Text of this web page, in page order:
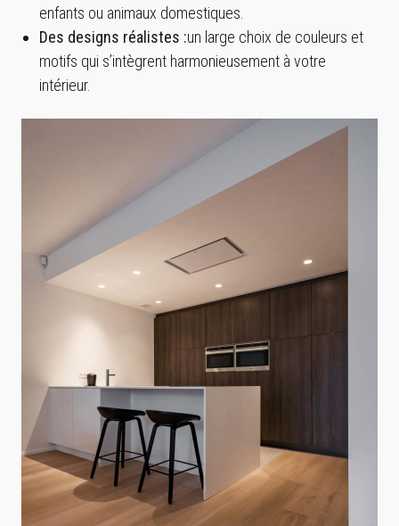
enfants ou animaux domestiques.
Des designs réalistes :un large choix de couleurs et
motifs qui s’intègrent harmonieusement à votre
intérieur.